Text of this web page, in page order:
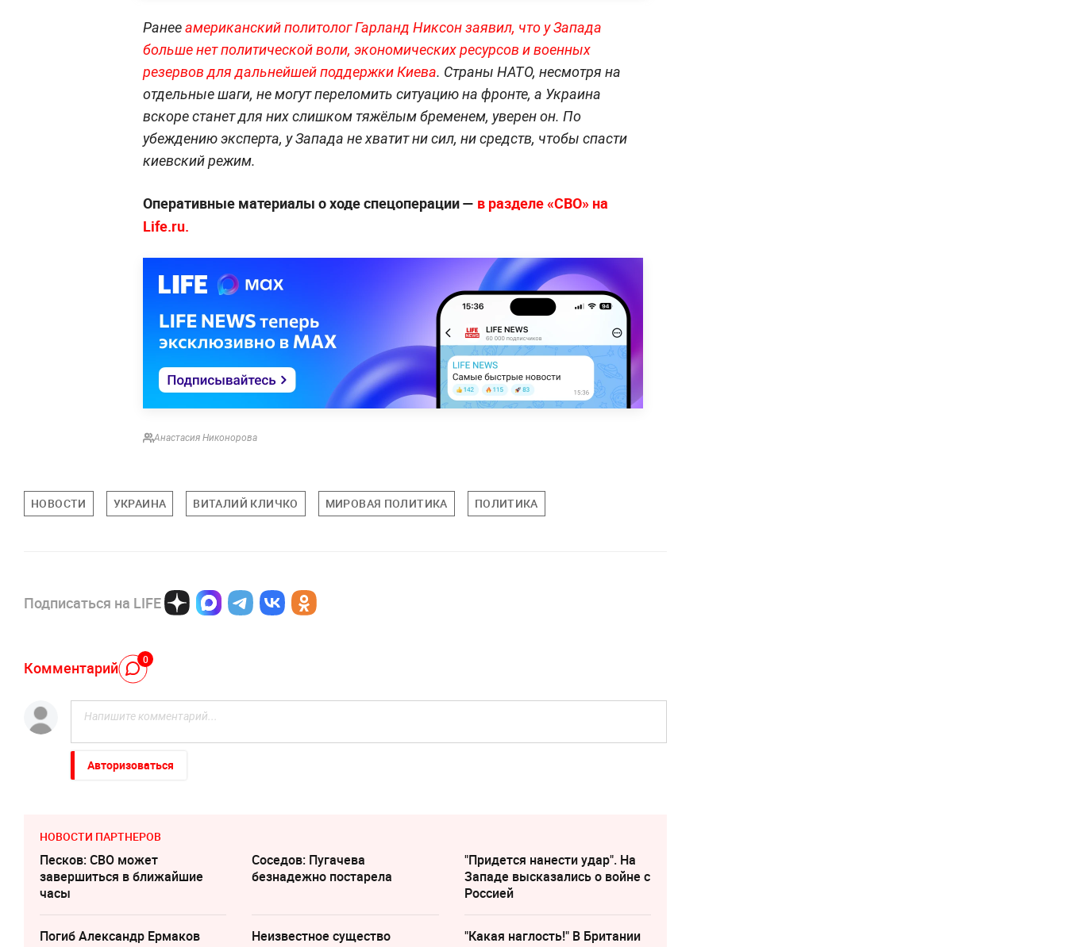
Ранееамериканский политолог Гарланд Никсон заявил, что у Запада
больше нет политической воли, экономических ресурсов и военных
резервов для дальнейшей поддержки Киева. Страны НАТО, несмотря на
отдельные шаги, не могут переломить ситуацию на фронте, а Украина
вскоре станет для них слишком тяжёлым бременем, уверен он. По
убеждению эксперта, у Запада не хватит ни сил, ни средств, чтобы спасти
киевский режим.
Оперативные материалы о ходе спецоперации — в разделе «СВО» на
Life.ru.
Анастасия Никонорова
НОВОСТИ УКРАИНА ВИТАЛИЙ КЛИЧКО МИРОВАЯ ПОЛИТИКА ПОЛИТИКА
Подписаться на LIFE
Комментарий 0
Авторизоваться
НОВОСТИ ПАРТНЕРОВ
Песков: СВО может
завершиться в ближайшие
часы
Соседов: Пугачева
безнадежно постарела
"Придется нанести удар". На
Западе высказались о войне с
Россией
Погиб Александр Ермаков
Неизвестное существо
"Какая наглость!" В Британии